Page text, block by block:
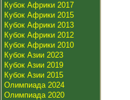
Кубок Африки 2017
Кубок Африки 2015
Кубок Африки 2013
Кубок Африки 2012
Кубок Африки 2010
Кубок Азии 2023
Кубок Азии 2019
Кубок Азии 2015
Олимпиада 2024
Олимпиада 2020